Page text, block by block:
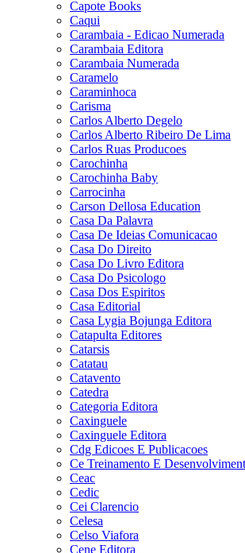
Capote Books
Caqui
Carambaia - Edicao Numerada
Carambaia Editora
Carambaia Numerada
Caramelo
Caraminhoca
Carisma
Carlos Alberto Degelo
Carlos Alberto Ribeiro De Lima
Carlos Ruas Producoes
Carochinha
Carochinha Baby
Carrocinha
Carson Dellosa Education
Casa Da Palavra
Casa De Ideias Comunicacao
Casa Do Direito
Casa Do Livro Editora
Casa Do Psicologo
Casa Dos Espiritos
Casa Editorial
Casa Lygia Bojunga Editora
Catapulta Editores
Catarsis
Catatau
Catavento
Catedra
Categoria Editora
Caxinguele
Caxinguele Editora
Cdg Edicoes E Publicacoes
Ce Treinamento E
Ceac
Cedic
Cei Clarencio
Celesa
Celso Viafora
Cene Editora